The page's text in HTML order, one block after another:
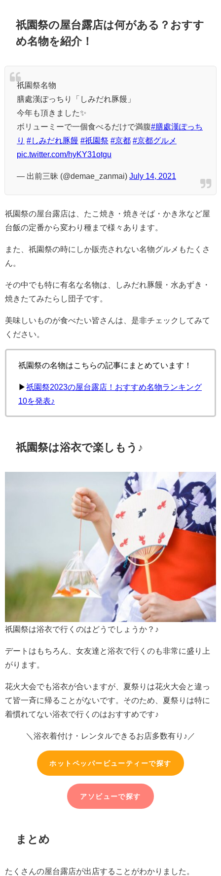
祇園祭の屋台露店は何がある？おすす
め名物を紹介！
祇園祭名物
膳處漢ぽっちり「しみだれ豚饅」
今年も頂きました✨
ボリューミーで一個食べるだけで満腹#膳處漢ぽっち
り #しみだれ豚饅 #祇園祭 #京都 #京都グルメ
pic.twitter.com/hyKY31otgu
— 出前三昧 (@demae_zanmai) July 14, 2021
祇園祭の屋台露店は、たこ焼き・焼きそば・かき氷など屋
台飯の定番から変わり種まで様々あります。
また、祇園祭の時にしか販売されない名物グルメもたくさ
ん。
その中でも特に有名な名物は、しみだれ豚饅・水あずき・
焼きたてみたらし団子です。
美味しいものが食べたい皆さんは、是非チェックしてみて
ください。
祇園祭の名物はこちらの記事にまとめています！
▶︎祇園祭2023の屋台露店！おすすめ名物ランキング
10を発表♪
祇園祭は浴衣で楽しもう♪
祇園祭は浴衣で行くのはどうでしょうか？♪
デートはもちろん、女友達と浴衣で行くのも非常に盛り上
がります。
花火大会でも浴衣が合いますが、夏祭りは花火大会と違っ
て皆一斉に帰ることがないです。そのため、夏祭りは特に
着慣れてない浴衣で行くのはおすすめです♪
＼浴衣着付け・レンタルできるお店多数有り♪／
ホットペッパービューティーで探す
アソビューで探す
まとめ
たくさんの屋台露店が出店することがわかりました。